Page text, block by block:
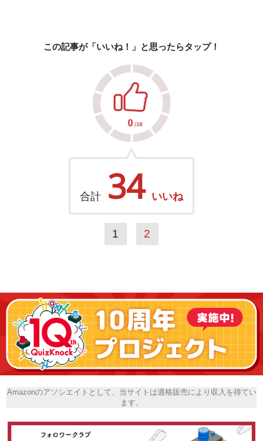
この記事が「いいね！」と思ったらタップ！
合計 34 いいね
1 2
Amazonのアソシエイトとして、当サイトは適格販売により収入を得てい
ます。